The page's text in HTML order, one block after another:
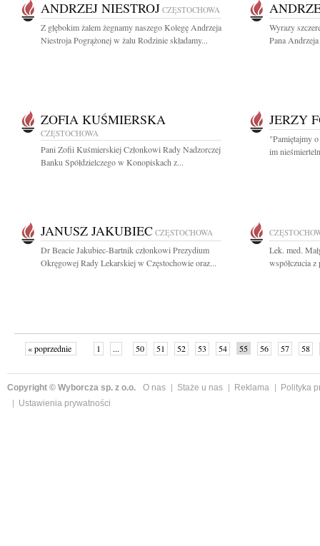
ANDRZEJ NIESTROJ CZĘSTOCHOWA
Z głębokim żalem żegnamy naszego Kolegę Andrzeja
Niestroja Pogrążonej w żalu Rodzinie składamy...
Wyrazy
Pana
ZOFIA KUŚMIERSKA
CZĘSTOCHOWA
Pani Zofii Kuśmierskiej Członkowi Rady Nadzorczej
Banku Spółdzielczego w Konopiskach z...
JERZY
"Pamiętajmy
im
JANUSZ JAKUBIEC CZĘSTOCHOWA
Dr Beacie Jakubiec-Bartnik członkowi Prezydium
Okręgowej Rady Lekarskiej w Częstochowie oraz...
Lek. med.
współczucia
« poprzednie 1 ... 50 51 52 53 54 55 56 57
58
Copyright © Wyborcza sp. z o.o. O nas Staże u nas Reklama
Polityka
Ustawienia prywatności